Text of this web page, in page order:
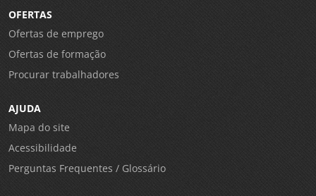
OFERTAS
Ofertas de emprego
Ofertas de formação
Procurar trabalhadores
AJUDA
Mapa do site
Acessibilidade
Perguntas Frequentes / Glossário